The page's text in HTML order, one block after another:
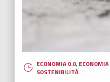
ECONOMIA 0.0,
SOSTENIBILITÀ